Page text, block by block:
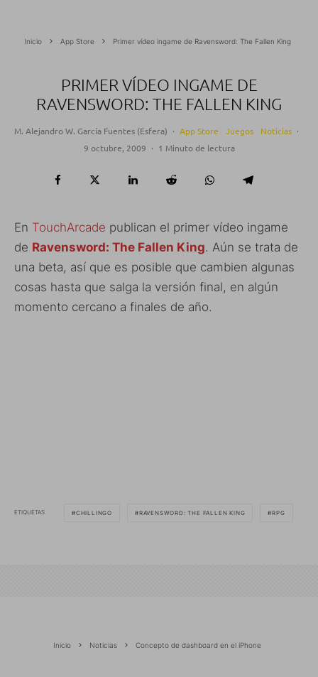
Inicio App Store Primer vídeo ingame de Ravensword: The Fallen King
PRIMER VÍDEO INGAME DE
RAVENSWORD: THE FALLEN KING
M. Alejandro W. García Fuentes (Esfera) · App Store Juegos Noticias ·
9 octubre, 2009 · 1 Minuto de lectura
En TouchArcade publican el primer vídeo ingame
de Ravensword: The Fallen King. Aún se trata de
una beta, así que es posible que cambien algunas
cosas hasta que salga la versión final, en algún
momento cercano a finales de año.
ETIQUETAS CHILLINGO RAVENSWORD: THE FALLEN KING RPG
Inicio Noticias Concepto de dashboard en el iPhone